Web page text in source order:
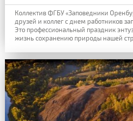
Коллектив ФГБУ «Заповедники
друзей и коллег с днем работников
Это профессиональный праздник
жизнь сохранению природы нашей